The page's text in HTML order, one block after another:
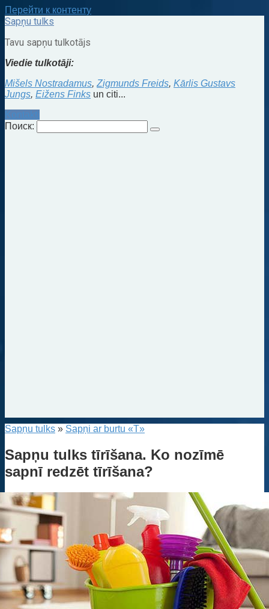
Перейти к контенту
Sapņu tulks
Tavu sapņu tulkotājs
Viedie tulkotāji:
Mišels Nostradamus, Zigmunds Freids, Kārlis Gustavs
Jungs, Eižens Finks un citi...
Kontakti
Поиск:
Sapņu tulks » Sapņi ar burtu «T»
Sapņu tulks tīrīšana. Ko nozīmē
sapnī redzēt tīrīšana?